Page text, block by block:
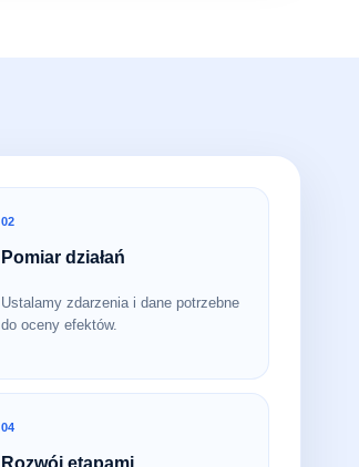
02
Pomiar działań
Ustalamy zdarzenia i dane potrzebne
do oceny efektów.
04
Rozwój etapami